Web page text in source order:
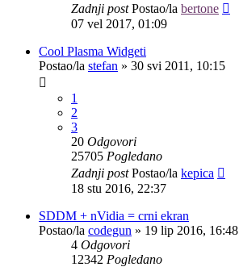
Zadnji postPostao/la bertone
07 vel 2017, 01:09
Cool Plasma Widgeti
Postao/la stefan » 30 svi 2011, 10:15
1
2
3
20 Odgovori
25705 Pogledano
Zadnji postPostao/la kepica
18 stu 2016, 22:37
SDDM + nVidia = crni ekran
Postao/la codegun » 19 lip 2016, 16:48
4 Odgovori
12342 Pogledano